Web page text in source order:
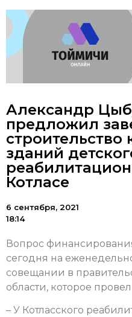
Александр
предложил
строительство
зданий
Котласе
6 сентября, 2021
18:14
Вопрос
сегодня на
совещании в
области, которое
– У Котласского